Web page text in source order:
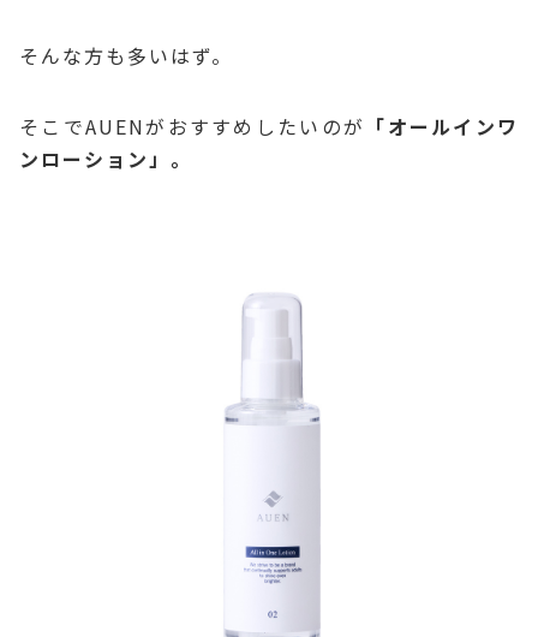
そんな方も多いはず。
そこでAUENがおすすめしたいのが 「オールインワ
ンローション」。